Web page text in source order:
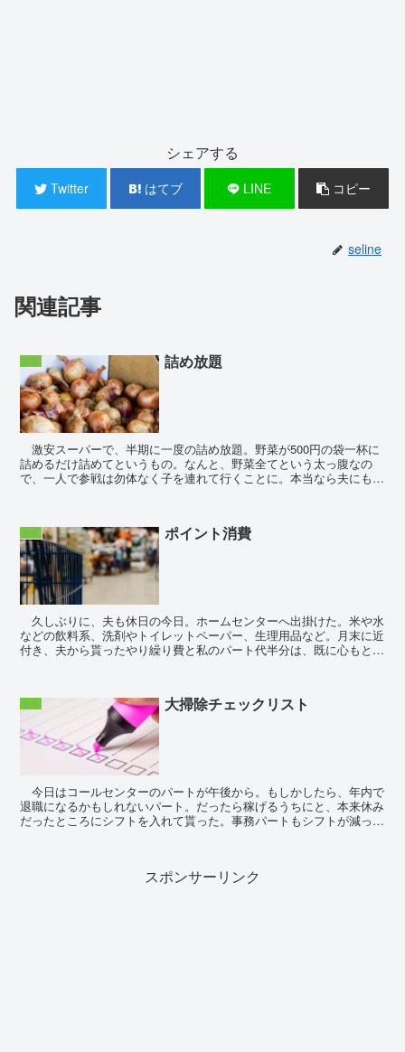
シェアする
Twitter はてブ LINE コピー
seline
関連記事
生活 詰め放題
激安スーパーで、半期に一度の詰め放題。野菜が500円の袋一杯に
詰めるだけ詰めてというもの。なんと、野菜全てという太っ腹なの
で、一人で参戦は勿体なく子を連れて行くことに。本当なら夫にも来
生活 ポイント消費
久しぶりに、夫も休日の今日。ホームセンターへ出掛けた。米や水
などの飲料系、洗剤やトイレットペーパー、生理用品など。月末に近
付き、夫から貰ったやり繰り費と私のパート代半分は、既に心もとな
生活 大掃除チェックリスト
今日はコールセンターのパートが午後から。もしかしたら、年内で
退職になるかもしれないパート。だったら稼げるうちにと、本来休み
だったところにシフトを入れて貰った。事務パートもシフトが減っ
スポンサーリンク